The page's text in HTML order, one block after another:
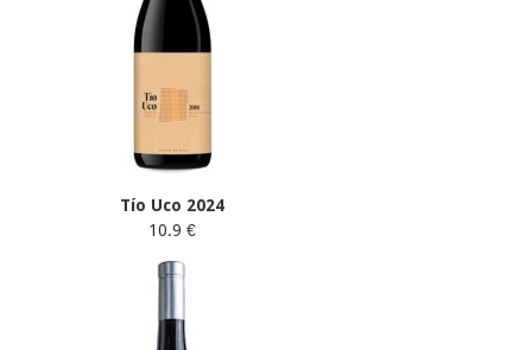
Tío Uco 2024
10.9 €